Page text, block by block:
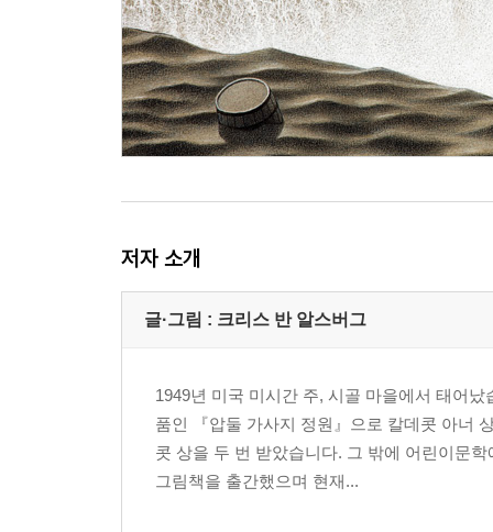
저자 소개
글·그림 : 크리스 반 알스버그
1949년 미국 미시간 주, 시골 마을에서 태어
품인 『압둘 가사지 정원』으로 칼데콧 아너
콧 상을 두 번 받았습니다. 그 밖에 어린이문
그림책을 출간했으며 현재...